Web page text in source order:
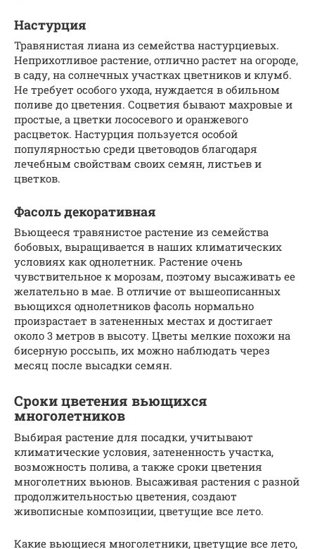
Настурция
Травянистая лиана из семейства настурциевых.
Неприхотливое растение, отлично растет на огороде,
в саду, на солнечных участках цветников и клумб.
Не требует особого ухода, нуждается в обильном
поливе до цветения. Соцветия бывают махровые и
простые, а цветки лососевого и оранжевого
расцветок. Настурция пользуется особой
популярностью среди цветоводов благодаря
лечебным свойствам своих семян, листьев и
цветков.
Фасоль декоративная
Вьющееся травянистое растение из семейства
бобовых, выращивается в наших климатических
условиях как однолетник. Растение очень
чувствительное к морозам, поэтому высаживать ее
желательно в мае. В отличие от вышеописанных
вьющихся однолетников фасоль нормально
произрастает в затененных местах и достигает
около 3 метров в высоту. Цветы мелкие похожи на
бисерную россыпь, их можно наблюдать через
месяц после высадки семян.
Сроки цветения вьющихся
многолетников
Выбирая растение для посадки, учитывают
климатические условия, затененность участка,
возможность полива, а также сроки цветения
многолетних вьюнов. Высаживая растения с разной
продолжительностью цветения, создают
живописные композиции, цветущие все лето.
Какие вьющиеся многолетники, цветущие все лето,